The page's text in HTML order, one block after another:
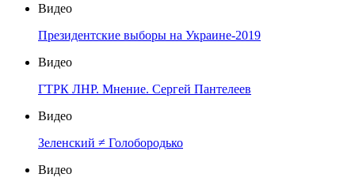
Видео
Президентские выборы на Украине-2019
Видео
ГТРК ЛНР. Мнение. Сергей Пантелеев
Видео
Зеленский ≠ Голобородько
Видео